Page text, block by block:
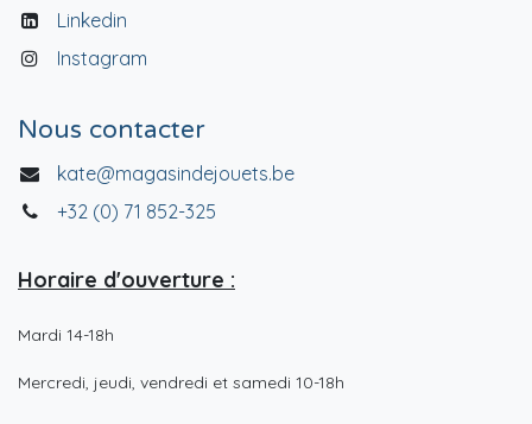
Linkedin
Instagram
Nous contacter
kate@magasindejouets.be
+32 (0) 71 852-325
Horaire d'ouverture :
Mardi 14-18h
Mercredi, jeudi, vendredi et samedi 10-18h